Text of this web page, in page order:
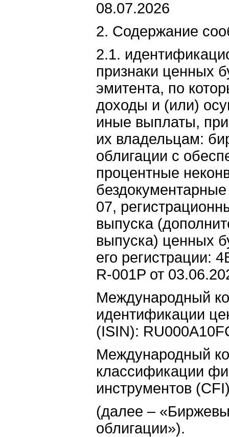
08.07.2026
2. Содержание
2.1.
признаки ценных
эмитента, по
доходы и (или)
иные выплаты,
их владельцам:
облигации с
процентные
07,
выпуска
выпуска) ценных
его регистрации:
R-001P от
Международный
идентификации
(ISIN):
Международный
классификации
инструментов
(далее –
облигации»).